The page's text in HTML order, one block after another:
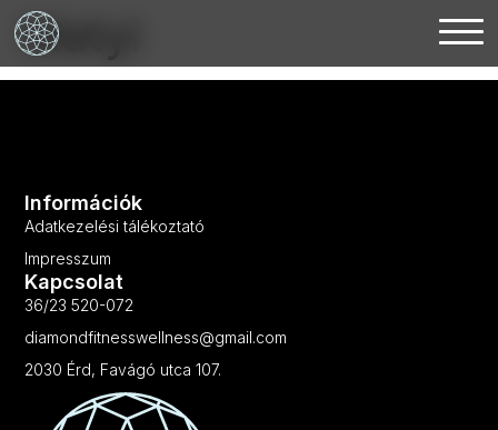
Matyi
Információk
Adatkezelési tálékoztató
Impresszum
Kapcsolat
36/23 520-072
diamondfitnesswellness@gmail.com
2030 Érd, Favágó utca 107.